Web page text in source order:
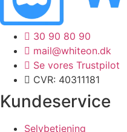
30 90 80 90
mail@whiteon.dk
Se vores Trustpilot
CVR: 40311181
Kundeservice
Selvbetjening